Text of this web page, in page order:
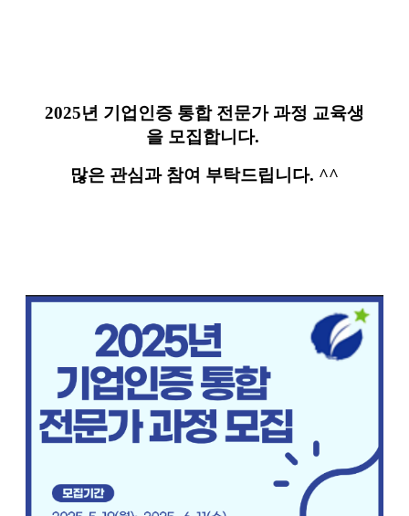
2025년 기업인증 통합 전문가 과정 교육생
을 모집합니다.
많은 관심과 참여 부탁드립니다. ^^